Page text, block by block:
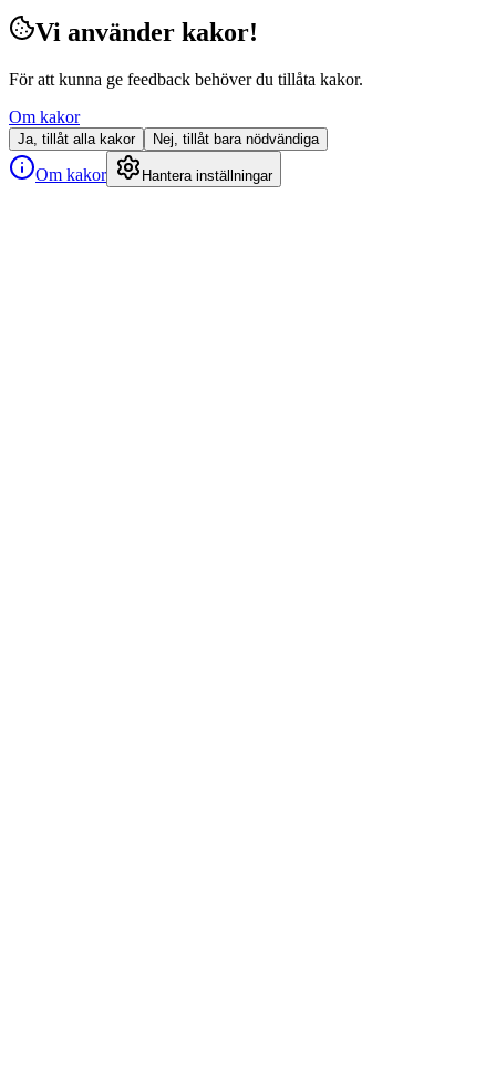
Vi använder kakor!
För att kunna ge feedback behöver du tillåta kakor.
Om kakor
Ja, tillåt alla kakor Nej, tillåt bara nödvändiga
Om kakor Hantera inställningar